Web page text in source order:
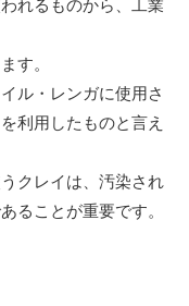
れるものから、工業
す。
ル・レンガに使用さ
利用したものと言え
クレイは、汚染され
ることが重要です。